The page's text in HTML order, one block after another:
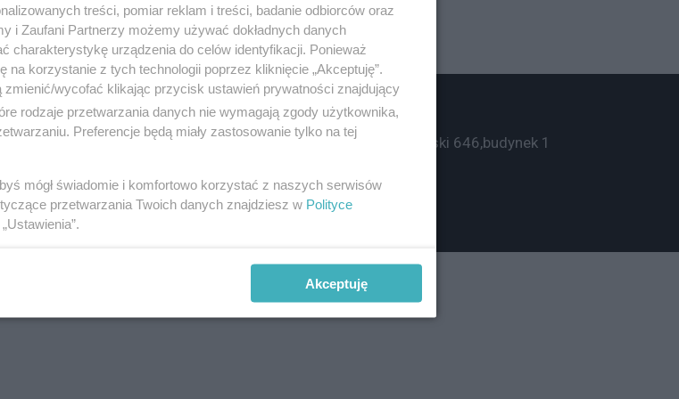
prawa zastrzeżone @tvrental
Rental ZPR
ul. Wał Miedzeszyński 646,budynek 1
treści, pomiar reklam i treści, badanie odbiorców oraz
i Zaufani Partnerzy możemy używać dokładnych danych
charakterystykę urządzenia do celów identyfikacji. Ponieważ
korzystanie z tych technologii poprzez kliknięcie „Akceptuję”.
wycofać klikając przycisk ustawień prywatności znajdujący
rodzaje przetwarzania danych nie wymagają zgody użytkownika,
Preferencje będą miały zastosowanie tylko na tej
mógł świadomie i komfortowo korzystać z naszych serwisów
przetwarzania Twoich danych znajdziesz w Polityce
Akceptuję